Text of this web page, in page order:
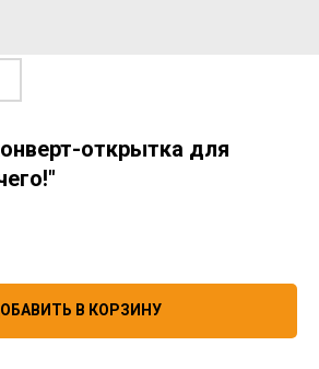
открытка для
В КОРЗИНУ